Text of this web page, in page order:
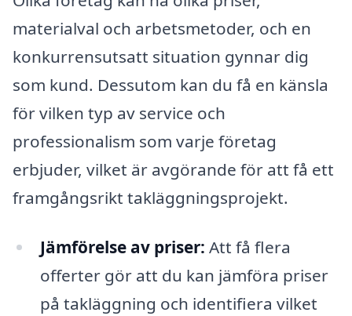
materialval och arbetsmetoder, och en
konkurrensutsatt situation gynnar dig
som kund. Dessutom kan du få en känsla
för vilken typ av service och
professionalism som varje företag
erbjuder, vilket är avgörande för att få ett
framgångsrikt takläggningsprojekt.
Jämförelse av priser: Att få flera
offerter gör att du kan jämföra priser
på takläggning och identifiera vilket